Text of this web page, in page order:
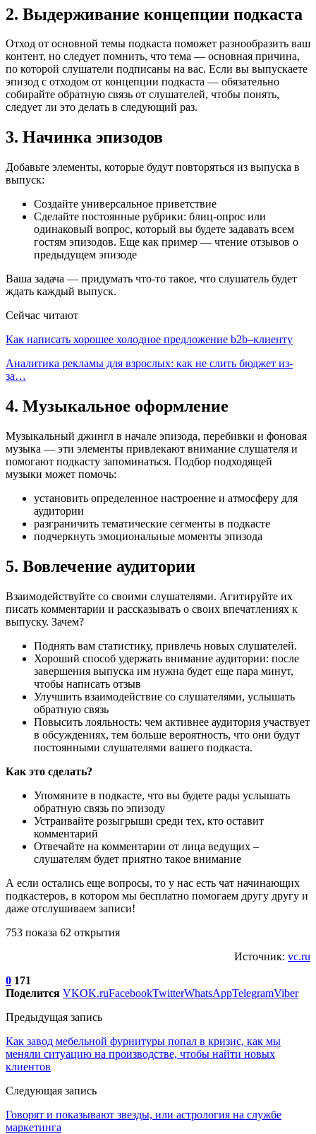
2. Выдерживание концепции подкаста
Отход от основной темы подкаста поможет разнообразить ваш
контент, но следует помнить, что тема — основная причина,
по которой слушатели подписаны на вас. Если вы выпускаете
эпизод с отходом от концепции подкаста — обязательно
собирайте обратную связь от слушателей, чтобы понять,
следует ли это делать в следующий раз.
3. Начинка эпизодов
Добавьте элементы, которые будут повторяться из выпуска в
выпуск:
Создайте универсальное приветствие
Сделайте постоянные рубрики: блиц-опрос или
одинаковый вопрос, который вы будете задавать всем
гостям эпизодов. Еще как пример — чтение отзывов о
предыдущем эпизоде
Ваша задача — придумать что-то такое, что слушатель будет
ждать каждый выпуск.
Сейчас читают
Как написать хорошее холодное предложение b2b–клиенту
Аналитика рекламы для взрослых: как не слить бюджет из-
за…
4. Музыкальное оформление
Музыкальный джингл в начале эпизода, перебивки и фоновая
музыка — эти элементы привлекают внимание слушателя и
помогают подкасту запоминаться. Подбор подходящей
музыки может помочь:
установить определенное настроение и атмосферу для
аудитории
разграничить тематические сегменты в подкасте
подчеркнуть эмоциональные моменты эпизода
5. Вовлечение аудитории
Взаимодействуйте со своими слушателями. Агитируйте их
писать комментарии и рассказывать о своих впечатлениях к
выпуску. Зачем?
Поднять вам статистику, привлечь новых слушателей.
Хороший способ удержать внимание аудитории: после
завершения выпуска им нужна будет еще пара минут,
чтобы написать отзыв
Улучшить взаимодействие со слушателями, услышать
обратную связь
Повысить лояльность: чем активнее аудитория участвует
в обсуждениях, тем больше вероятность, что они будут
постоянными слушателями вашего подкаста.
Как это сделать?
Упомяните в подкасте, что вы будете рады услышать
обратную связь по эпизоду
Устраивайте розыгрыши среди тех, кто оставит
комментарий
Отвечайте на комментарии от лица ведущих –
слушателям будет приятно такое внимание
А если остались еще вопросы, то у нас есть чат начинающих
подкастеров, в котором мы бесплатно помогаем другу другу и
даже отслушиваем записи!
753 показа 62 открытия
Источник: vc.ru
0 171
Поделится VKOK.ruFacebookTwitterWhatsAppTelegramViber
Предыдущая запись
Как завод мебельной фурнитуры попал в кризис, как мы
меняли ситуацию на производстве, чтобы найти новых
клиентов
Следующая запись
Говорят и показывают звезды, или астрология на службе
маркетинга